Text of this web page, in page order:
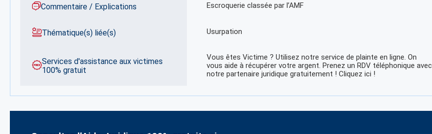
Commentaire / Explications Escroquerie classée par l’AMF
Thématique(s) liée(s) Usurpation
Services d'assistance aux victimes
100% gratuit
Vous êtes Victime ? Utilisez notre service de plainte en ligne. On
vous aide à récupérer votre argent. Prenez un RDV téléphonique avec
notre partenaire juridique gratuitement ! Cliquez ici !